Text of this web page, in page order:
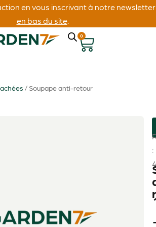
en vous inscrivant à notre newsletter
en bas du site.
0
/ Soupape anti-retour
: